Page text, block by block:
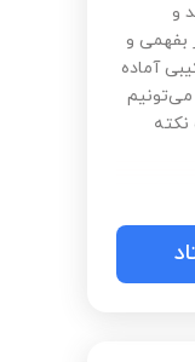
و
بفهمی و
آماده
نکته